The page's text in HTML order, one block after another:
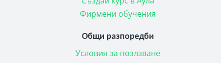
Фирмени обучения
Общи разпоредби
Условия за позлзване